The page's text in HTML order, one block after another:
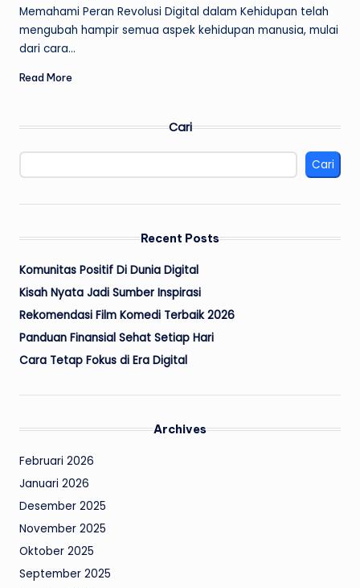
Memahami Peran Revolusi Digital dalam Kehidupan telah
mengubah hampir semua aspek kehidupan manusia, mulai
dari cara…
Read More
Cari
Cari
Recent Posts
Komunitas Positif Di Dunia Digital
Kisah Nyata Jadi Sumber Inspirasi
Rekomendasi Film Komedi Terbaik 2026
Panduan Finansial Sehat Setiap Hari
Cara Tetap Fokus di Era Digital
Archives
Februari 2026
Januari 2026
Desember 2025
November 2025
Oktober 2025
September 2025